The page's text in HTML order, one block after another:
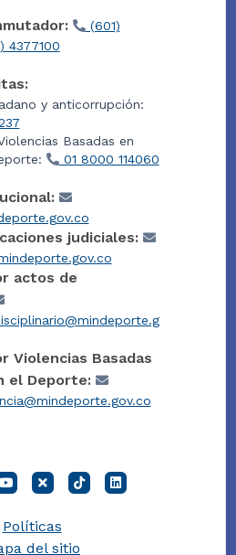
(601)
4377100
y anticorrupción:
Basadas en
01 8000 114060
judiciales:
actos de
Violencias Basadas
el Deporte:
Políticas
del sitio